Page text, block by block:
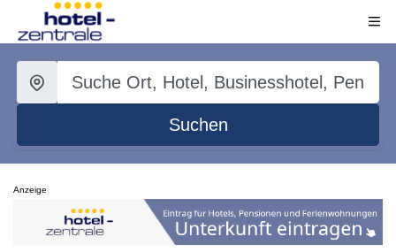
Suchen
Anzeige